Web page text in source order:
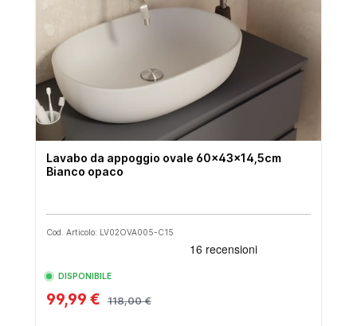
Lavabo da appoggio ovale 60x43x14,5cm
Bianco opaco
Cod. Articolo: LV02OVA005-C15
DISPONIBILE
99,99 € 118,00 €